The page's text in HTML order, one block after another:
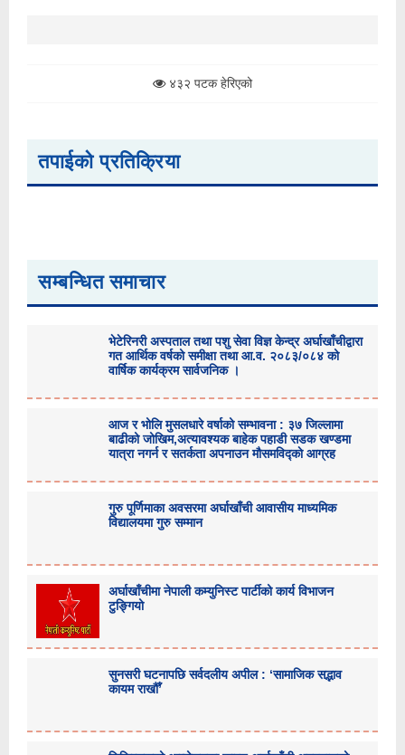
४३२ पटक हेरिएको
तपाईको प्रतिक्रिया
सम्बन्धित समाचार
भेटेरिनरी अस्पताल तथा पशु सेवा विज्ञ केन्द्र अर्घाखाँचीद्वारा
गत आर्थिक वर्षको समीक्षा तथा आ.व. २०८३/०८४ को
वार्षिक कार्यक्रम सार्वजनिक ।
आज र भोलि मुसलधारे वर्षाको सम्भावना : ३७ जिल्लामा
बाढीको जोखिम,अत्यावश्यक बाहेक पहाडी सडक खण्डमा
यात्रा नगर्न र सतर्कता अपनाउन मौसमविद्काे आग्रह
गुरु पूर्णिमाका अवसरमा अर्घाखाँची आवासीय माध्यमिक
विद्यालयमा गुरु सम्मान
अर्घाखाँचीमा नेपाली कम्युनिस्ट पार्टीको कार्य विभाजन
टुङ्गियो
सुनसरी घटनापछि सर्वदलीय अपील : ‘सामाजिक सद्भाव
कायम राखौँ’